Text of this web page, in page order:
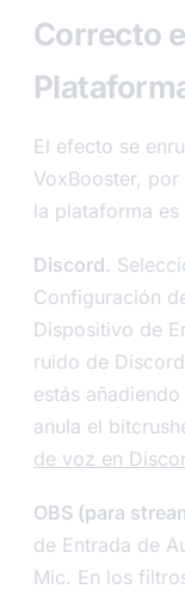
Correcto
El efecto se
VoxBooster,
la plataforma es
Discord.
Configuración
Dispositivo de
ruido de
estás
anula el
de voz en
OBS (para
de Entrada de
Mic. En los